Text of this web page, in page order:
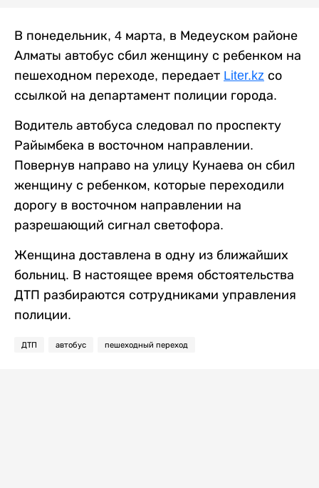
В понедельник, 4 марта, в Медеуском районе
Алматы автобус сбил женщину с ребенком на
пешеходном переходе, передает Liter.kz со
ссылкой на департамент полиции города.
Водитель автобуса следовал по проспекту
Райымбека в восточном направлении.
Повернув направо на улицу Кунаева он сбил
женщину с ребенком, которые переходили
дорогу в восточном направлении на
разрешающий сигнал светофора.
Женщина доставлена в одну из ближайших
больниц. В настоящее время обстоятельства
ДТП разбираются сотрудниками управления
полиции.
ДТП автобус пешеходный переход